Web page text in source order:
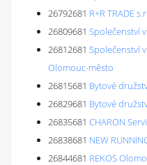
26792681 R+R TRADE
26809681 Společenství
26812681 Společenství
Olomouc-město
26815681 Bytové
26829681 Bytové
26835681 CHARON
26838681 NEW
26844681 REKOS